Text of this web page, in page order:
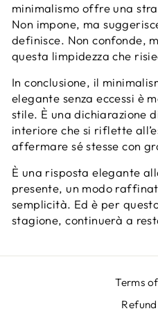
minimalismo offre una
Non impone, ma
definisce. Non confonde,
questa limpidezza che
In conclusione, il
elegante senza eccessi è
stile. È una dichiarazione
interiore che si riflette
affermare sé stesse con
È una risposta elegante
presente, un modo
semplicità. Ed è per
stagione, continuerà a
Terms